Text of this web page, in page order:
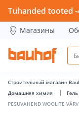
PESUVAHEND
Tuhanded tooted -
Магазины
Строительный магазин
Домашняя химия
PESUVAHEND WOOLITE